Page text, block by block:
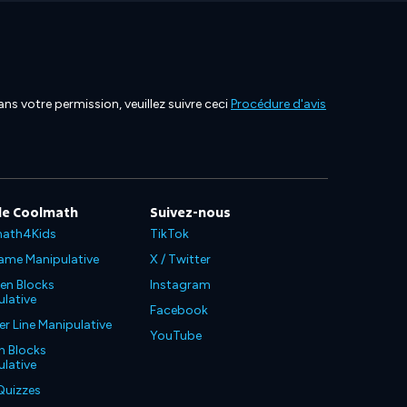
votre permission, veuillez suivre ceciProcédure d'avis
Coolmath
Manipulative
Blocks
Line Manipulative
Blocks
Suivez-nous
TikTok
X / Twitter
Instagram
Facebook
YouTube